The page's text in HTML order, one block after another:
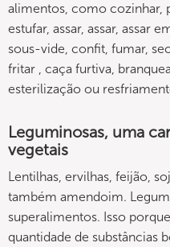
alimentos, como cozinhar,
estufar, assar, assar, assar
sous-vide, confit, fumar,
fritar , caça furtiva,
esterilização ou
Leguminosas, uma
vegetais
Lentilhas, ervilhas, feijão,
também amendoim.
superalimentos. Isso
quantidade de substâncias